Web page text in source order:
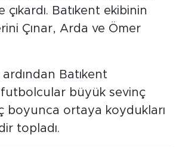
çıkardı. Batıkent ekibinin
Çınar, Arda ve Ömer
ardından Batıkent
büyük sevinç
boyunca ortaya koydukları
topladı.